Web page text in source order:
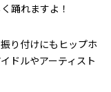
踊れますよ！
り付けにもヒップホ
ドルやアーティスト